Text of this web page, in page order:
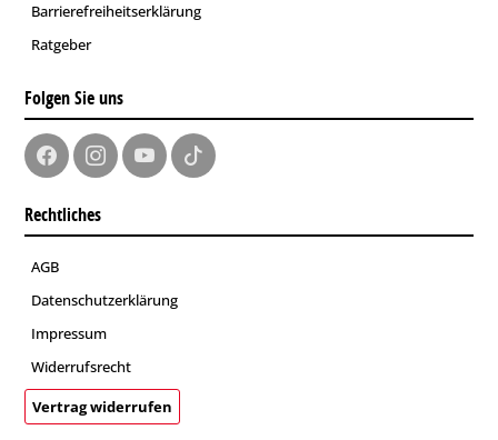
Barrierefreiheitserklärung
Ratgeber
Folgen Sie uns
Rechtliches
AGB
Datenschutzerklärung
Impressum
Widerrufsrecht
Vertrag widerrufen